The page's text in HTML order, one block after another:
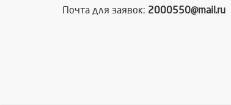
Почта для заявок: 2000550@mail.ru